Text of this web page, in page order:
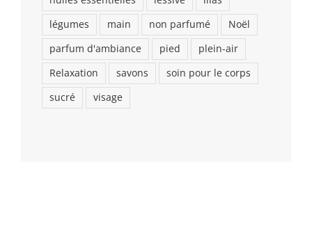
légumes
main non parfumé
Noël
parfum d'ambiance
pied
plein-air
Relaxation
savons
soin pour le corps
sucré
visage